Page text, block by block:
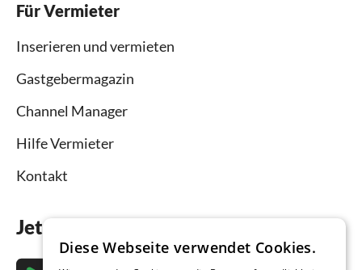
Für Vermieter
Inserieren und vermieten
Gastgebermagazin
Channel Manager
Hilfe Vermieter
Kontakt
Jetzt die App downloaden
Diese Webseite verwendet Cookies.